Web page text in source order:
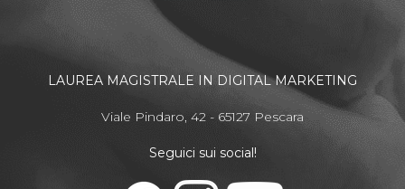
LAUREA MAGISTRALE IN DIGITAL MARKETING
Viale Pindaro, 42 - 65127 Pescara
Seguici sui social!